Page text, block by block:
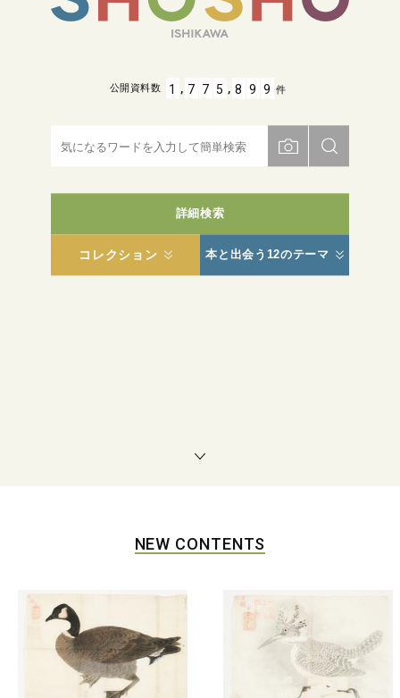
詳細検索
コレクション 本と出会う12のテーマ
公開資料数 1 , 7 7 5 , 8 9 9 件
NEW CONTENTS